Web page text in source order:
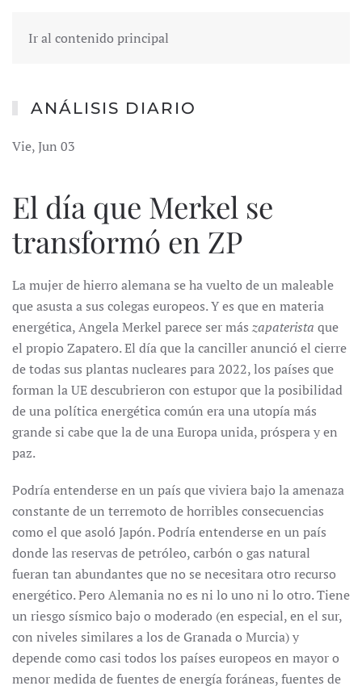
Ir al contenido principal
ANÁLISIS DIARIO
Vie, Jun 03
El día que Merkel se
transformó en ZP
La mujer de hierro alemana se ha vuelto de un maleable
que asusta a sus colegas europeos. Y es que en materia
energética, Angela Merkel parece ser mászapaterista que
el propio Zapatero. El día que la canciller anunció el cierre
de todas sus plantas nucleares para 2022, los países que
forman la UE descubrieron con estupor que la posibilidad
de una política energética común era una utopía más
grande si cabe que la de una Europa unida, próspera y en
paz.
Podría entenderse en un país que viviera bajo la amenaza
constante de un terremoto de horribles consecuencias
como el que asoló Japón. Podría entenderse en un país
donde las reservas de petróleo, carbón o gas natural
fueran tan abundantes que no se necesitara otro recurso
energético. Pero Alemania no es ni lo uno ni lo otro. Tiene
un riesgo sísmico bajo o moderado (en especial, en el sur,
con niveles similares a los de Granada o Murcia) y
depende como casi todos los países europeos en mayor o
menor medida de fuentes de energía foráneas, fuentes de